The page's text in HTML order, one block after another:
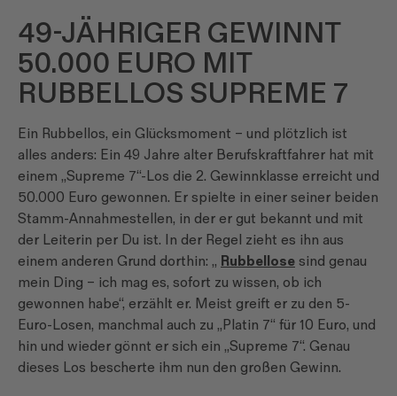
49-JÄHRIGER GEWINNT
50.000 EURO MIT
RUBBELLOS SUPREME 7
Ein Rubbellos, ein Glücksmoment – und plötzlich ist
alles anders: Ein 49 Jahre alter Berufskraftfahrer hat mit
einem „Supreme 7“-Los die 2. Gewinnklasse erreicht und
50.000 Euro gewonnen. Er spielte in einer seiner beiden
Stamm-Annahmestellen, in der er gut bekannt und mit
der Leiterin per Du ist. In der Regel zieht es ihn aus
einem anderen Grund dorthin: „ Rubbellose sind genau
mein Ding – ich mag es, sofort zu wissen, ob ich
gewonnen habe“, erzählt er. Meist greift er zu den 5-
Euro-Losen, manchmal auch zu „Platin 7“ für 10 Euro, und
hin und wieder gönnt er sich ein „Supreme 7“. Genau
dieses Los bescherte ihm nun den großen Gewinn.